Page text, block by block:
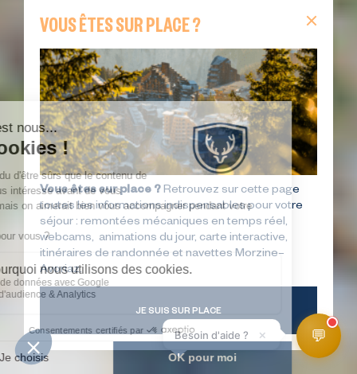
VOUS ÊTES SUR PLACE ?
Vous êtes sur place ?Retrouvez sur cette page
toutes les informations indispensables pour votre
séjour : remontées mécaniques en temps réel,
webcams, animations du jour, carte interactive,
itinéraires de randonnée et navettes Morzine–
Avoriaz.
JE SUIS SUR PLACE
💬
Besoin d'aide ? ×